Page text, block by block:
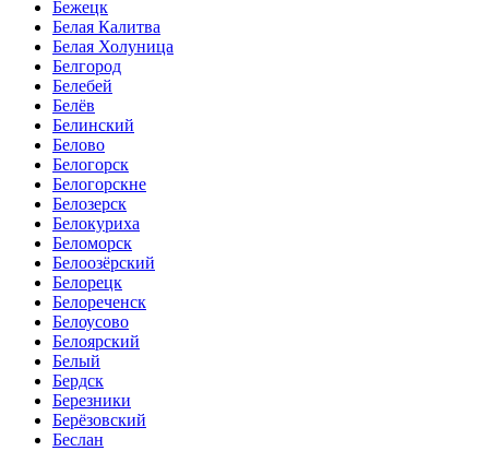
Бежецк
Белая Калитва
Белая Холуница
Белгород
Белебей
Белёв
Белинский
Белово
Белогорск
Белогорскне
Белозерск
Белокуриха
Беломорск
Белоозёрский
Белорецк
Белореченск
Белоусово
Белоярский
Белый
Бердск
Березники
Берёзовский
Беслан